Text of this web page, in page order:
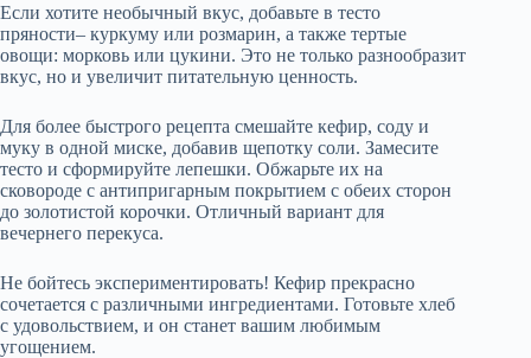
Если хотите необычный вкус, добавьте в тесто
пряности– куркуму или розмарин, а также тертые
овощи: морковь или цукини. Это не только разнообразит
вкус, но и увеличит питательную ценность.
Для более быстрого рецепта смешайте кефир, соду и
муку в одной миске, добавив щепотку соли. Замесите
тесто и сформируйте лепешки. Обжарьте их на
сковороде с антипригарным покрытием с обеих сторон
до золотистой корочки. Отличный вариант для
вечернего перекуса.
Не бойтесь экспериментировать! Кефир прекрасно
сочетается с различными ингредиентами. Готовьте хлеб
с удовольствием, и он станет вашим любимым
угощением.